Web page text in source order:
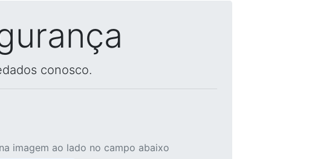
conosco.
imagem ao lado no campo abaixo